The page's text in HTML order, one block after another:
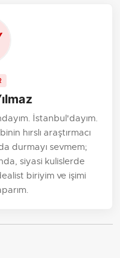
İstanbul'dayım.
hırslı araştırmacı
durmayı sevmem;
siyasi kulislerde
biriyim ve işimi